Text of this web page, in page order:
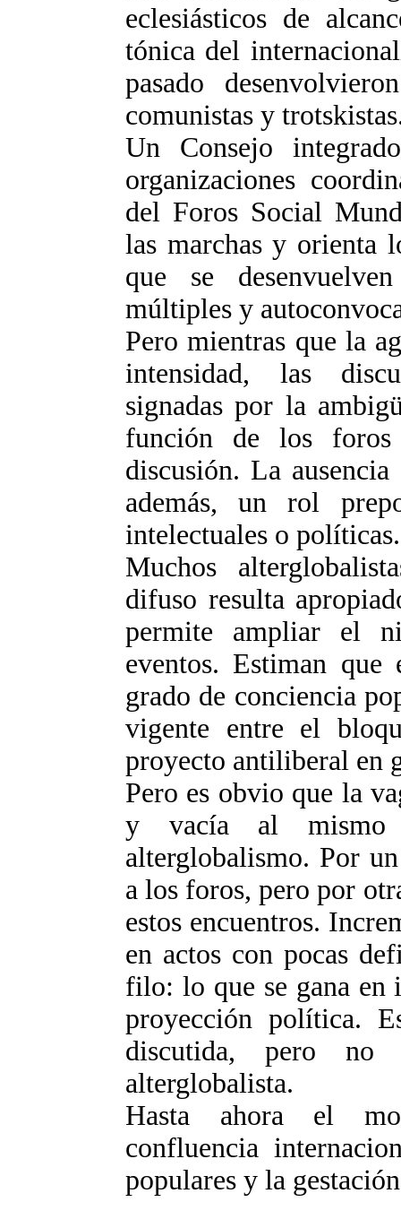
eclesiásticos de
tónica del
pasado
comunistas y
Un Consejo
organizaciones
del Foros Social
las marchas y orienta
que se
múltiples y
Pero mientras que la
intensidad, las
signadas por la
función de los
discusión. La
además, un rol
intelectuales o políticas.
Muchos
difuso resulta
permite ampliar el
eventos. Estiman
grado de conciencia
vigente entre el
proyecto antiliberal en
Pero es obvio que la
y vacía al mismo
alterglobalismo. Por
a los foros, pero por
estos encuentros.
en actos con pocas
filo: lo que se gana en
proyección política.
discutida, pero no
alterglobalista.
Hasta ahora el
confluencia
populares y la